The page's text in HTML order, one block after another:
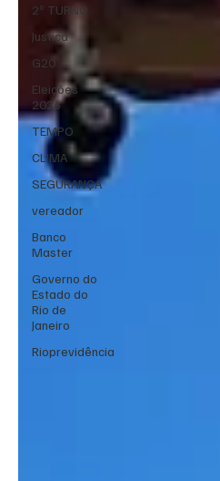
2º TURNO
Justiça
G20
Eleições
2026
TEMPO
CLIMA
SEGURANÇA
vereador
Banco
Master
Governo do
Estado do
Rio de
Janeiro
Rioprevidência